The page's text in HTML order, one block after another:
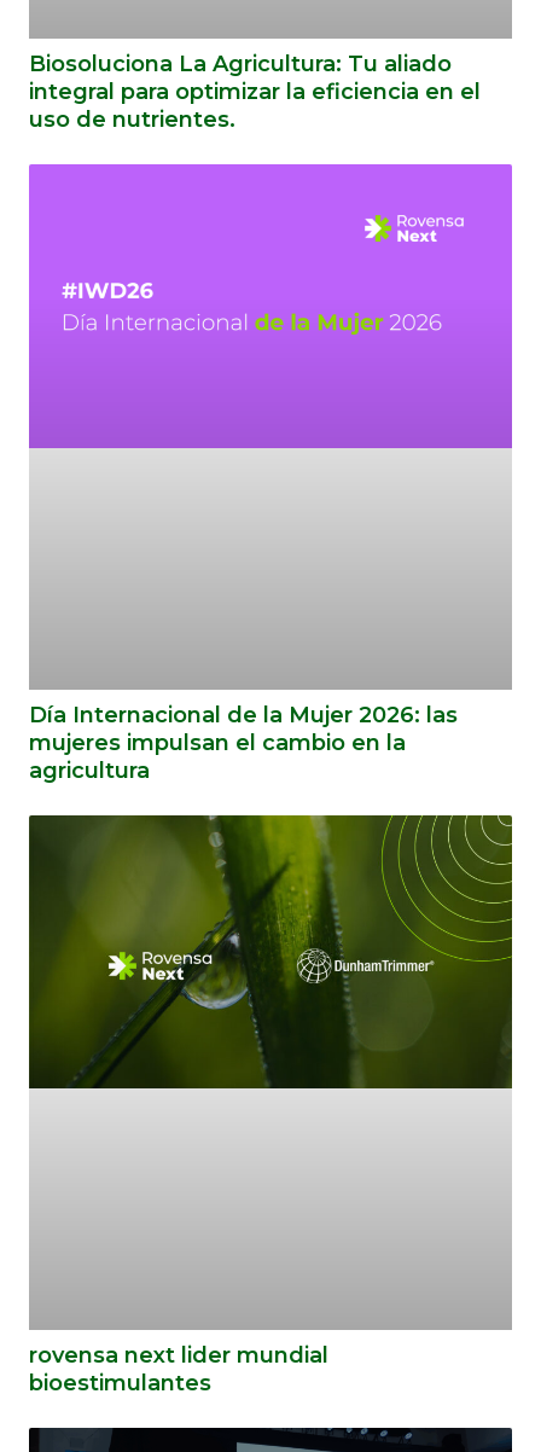
Biosoluciona La Agricultura: Tu aliado
integral para optimizar la eficiencia en el
uso de nutrientes.
Día Internacional de la Mujer 2026: las
mujeres impulsan el cambio en la
agricultura
rovensa next lider mundial
bioestimulantes